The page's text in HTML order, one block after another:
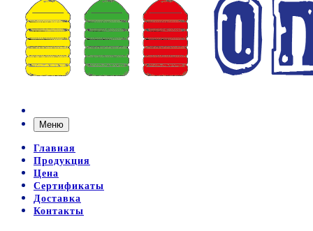
Меню
Главная
Продукция
Цена
Сертификаты
Доставка
Контакты